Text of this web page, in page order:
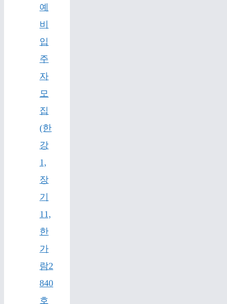
예
비
입
주
자
모
집
(한
강
1,
장
기
11,
한
가
람2
840
호